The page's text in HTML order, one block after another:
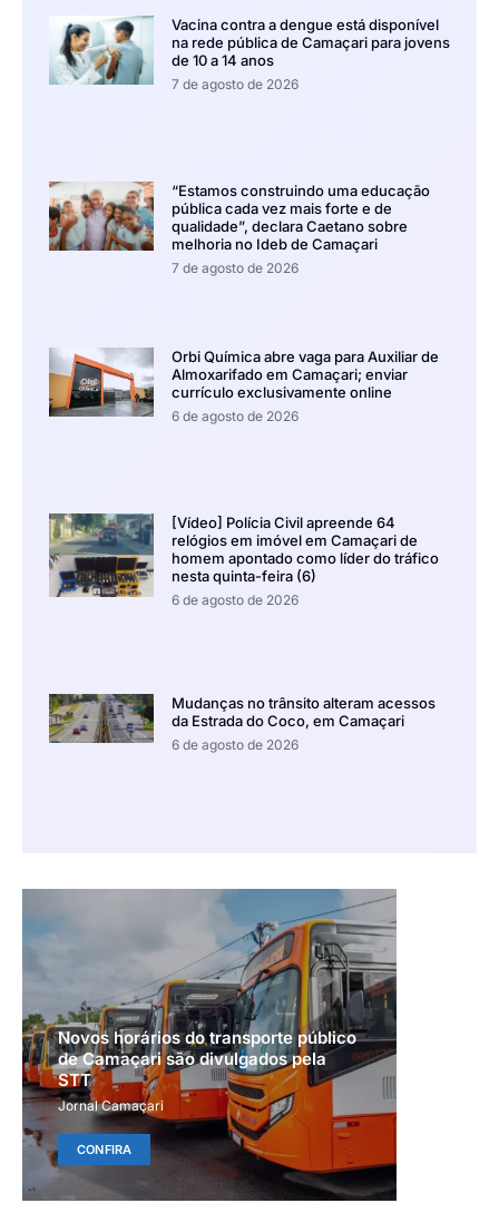
Vacina contra a dengue está disponível
na rede pública de Camaçari para jovens
de 10 a 14 anos
7 de agosto de 2026
“Estamos construindo uma educação
pública cada vez mais forte e de
qualidade”, declara Caetano sobre
melhoria no Ideb de Camaçari
7 de agosto de 2026
Orbi Química abre vaga para Auxiliar de
Almoxarifado em Camaçari; enviar
currículo exclusivamente online
6 de agosto de 2026
[Vídeo] Polícia Civil apreende 64
relógios em imóvel em Camaçari de
homem apontado como líder do tráfico
nesta quinta-feira (6)
6 de agosto de 2026
Mudanças no trânsito alteram acessos
da Estrada do Coco, em Camaçari
6 de agosto de 2026
Novos horários do transporte público
de Camaçari são divulgados pela
STT
Jornal Camaçari
CONFIRA